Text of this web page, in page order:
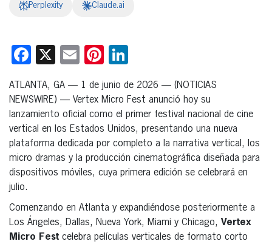
Perplexity Claude.ai
Facebook
X EmailPinterest
ATLANTA, GA — 1 de junio de 2026 — (NOTICIAS
NEWSWIRE) — Vertex Micro Fest anunció hoy su
lanzamiento oficial como el primer festival nacional de cine
vertical en los Estados Unidos, presentando una nueva
plataforma dedicada por completo a la narrativa vertical, los
micro dramas y la producción cinematográfica diseñada para
dispositivos móviles, cuya primera edición se celebrará en
julio.
Comenzando en Atlanta y expandiéndose posteriormente a
Los Ángeles, Dallas, Nueva York, Miami y Chicago, Vertex
Micro Fest celebra películas verticales de formato corto